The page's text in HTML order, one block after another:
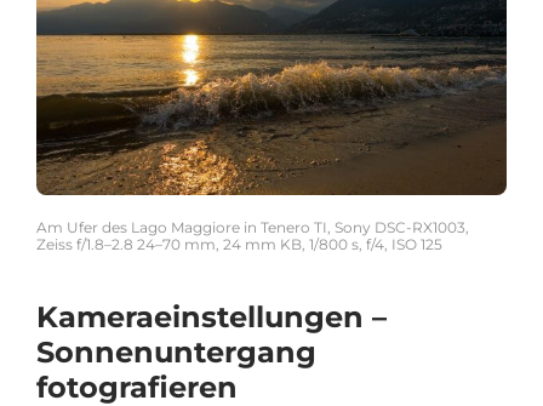
Am Ufer des Lago Maggiore in Tenero TI, Sony DSC-RX1003,
Zeiss f/1.8–2.8 24–70 mm, 24 mm KB, 1/800 s, f/4, ISO 125
Kameraeinstellungen –
Sonnenuntergang
fotografieren